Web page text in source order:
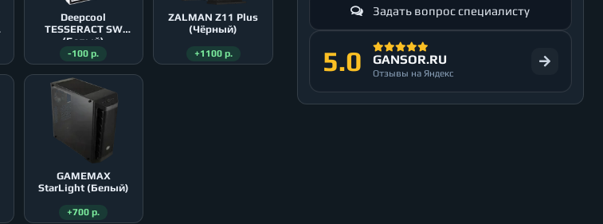
Deepcool
TESSERACT SW
(Белый)
-100 р.
ZALMAN Z11 Plus
(Чёрный)
+1100 р.
GAMEMAX
StarLight (Белый)
+700 р.
Задать вопрос специалисту
5.0 GANSOR.RU
Отзывы на Яндекс